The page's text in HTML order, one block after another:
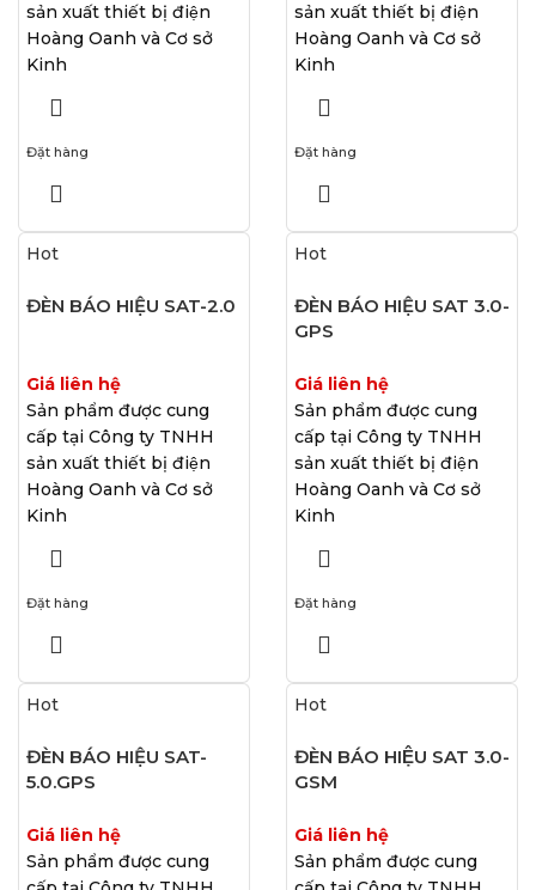
sản xuất thiết bị điện
Hoàng Oanh và Cơ sở
Kinh
Đặt hàng
sản xuất thiết bị điện
Hoàng Oanh và Cơ sở
Kinh
Đặt hàng
Hot
ĐÈN BÁO HIỆU SAT-2.0
Giá liên hệ
Sản phẩm được cung
cấp tại Công ty TNHH
sản xuất thiết bị điện
Hoàng Oanh và Cơ sở
Kinh
Đặt hàng
Hot
ĐÈN BÁO HIỆU SAT 3.0-
GPS
Giá liên hệ
Sản phẩm được cung
cấp tại Công ty TNHH
sản xuất thiết bị điện
Hoàng Oanh và Cơ sở
Kinh
Đặt hàng
Hot
ĐÈN BÁO HIỆU SAT-
5.0.GPS
Giá liên hệ
Sản phẩm được cung
Hot
ĐÈN BÁO HIỆU SAT 3.0-
GSM
Giá liên hệ
Sản phẩm được cung